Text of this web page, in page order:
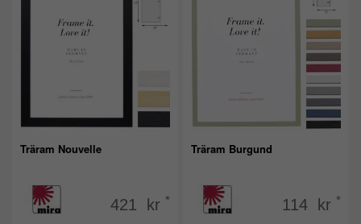
Träram Nouvelle
421 kr *
Träram Burgund
114 kr *